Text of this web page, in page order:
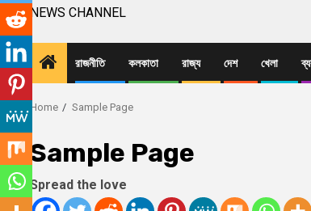
NEWS CHANNEL
রাজনীতি কলকাতা রাজ্য দেশ খেলা
Home Sample Page
Sample Page
Spread the love